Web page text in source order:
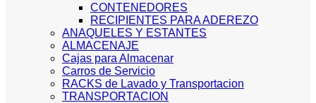
CONTENEDORES
RECIPIENTES PARA ADEREZO
ANAQUELES Y ESTANTES
ALMACENAJE
Cajas para Almacenar
Carros de Servicio
RACKS de Lavado y Transportacion
TRANSPORTACION